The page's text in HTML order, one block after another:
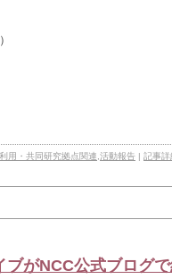
用・共同研究拠点関連 活動報告 | 記事詳
ブがNCC公式ブログ